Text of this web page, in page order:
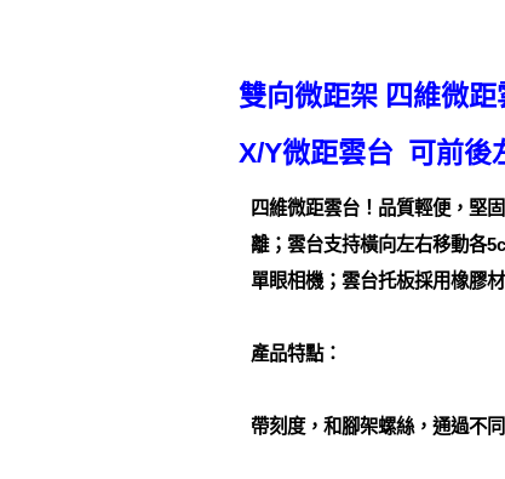
雙向微距架 四維微
X/Y微距雲台 可前後
四維微距雲台！品質輕便，堅
離；雲台支持橫向左右移動各
單眼相機；雲台托板採用橡膠
產品特點：
帶刻度，和腳架螺絲，通過不